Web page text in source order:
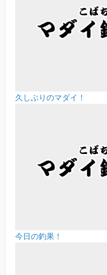
久しぶりのマダイ！
今日の釣果！